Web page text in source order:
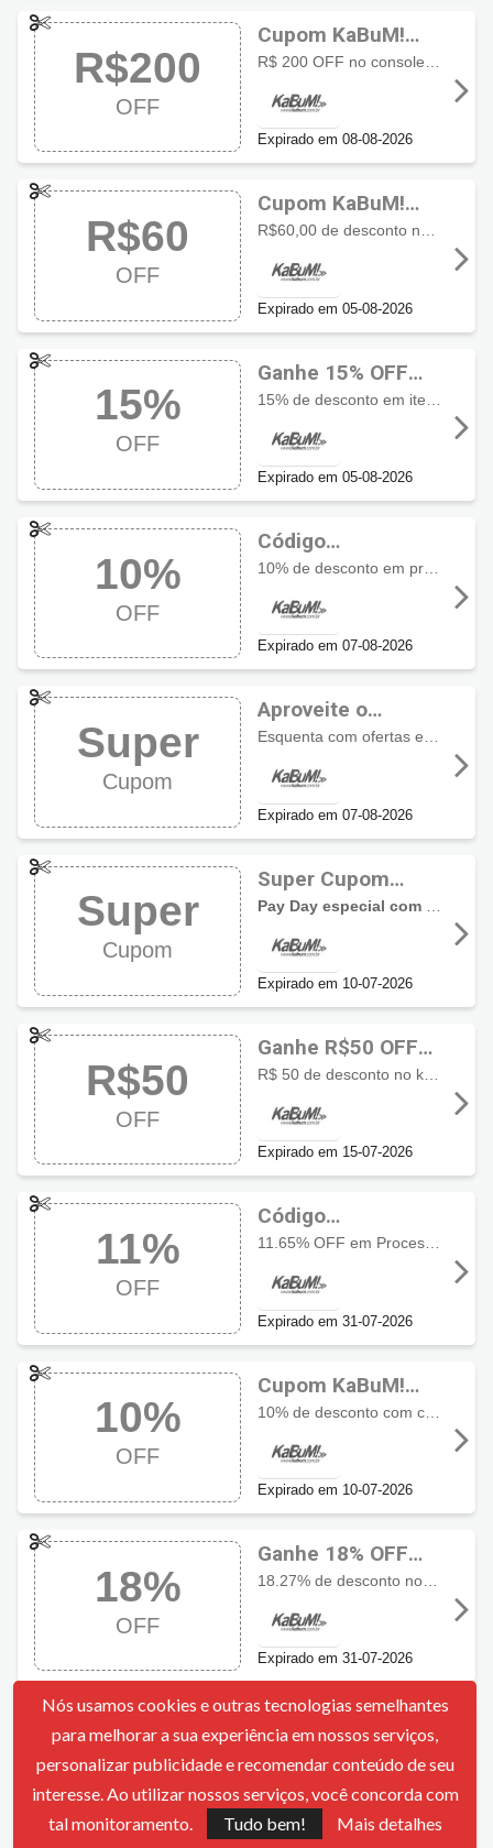
R$200
OFF
Cupom KaBuM!
com R$200 OFF
Expirado em 08-08-2026
R$60
OFF
Cupom KaBuM!
com R$60 OFF
Expirado em 05-08-2026
15%
OFF
Ganhe 15% OFF
com cupom
Expirado em 05-08-2026
10%
OFF
Código
promocional
KaBuM! com 10%
OFF
Expirado em 07-08-2026
Super
Cupom
Aproveite o
desconto com o
Esquenta com ofertas em produtos selecionados
Expirado em 07-08-2026
Super
Cupom
Super Cupom
KaBuM! 7.7
Expirado em 10-07-2026
R$50
OFF
Ganhe R$50 OFF
com cupom
KaBuM!
Expirado em 15-07-2026
11%
OFF
Código
promocional
OFF
11.65% OFF em Processador upgrade de potência com economia exclusiva
Expirado em 31-07-2026
10%
OFF
Cupom KaBuM!
com 10% OFF
Expirado em 10-07-2026
18%
OFF
Ganhe 18% OFF
com cupom
KaBuM!
Expirado em 31-07-2026
10%
OFF
Código
promocional
KaBuM! com 10%
OFF
10% de desconto no jogo Grand Theft Auto GTA VI para PS5 aproveite o desconto especial em um dos lançamentos mais aguardados
Expirado em 31-07-2026
Nós usamos cookies e outras tecnologias semelhantes
para melhorar a sua experiência em nossos serviços,
personalizar publicidade e recomendar conteúdo de seu
interesse. Ao utilizar nossos serviços, você concorda com
tal monitoramento.
Tudo bem! Mais detalhes